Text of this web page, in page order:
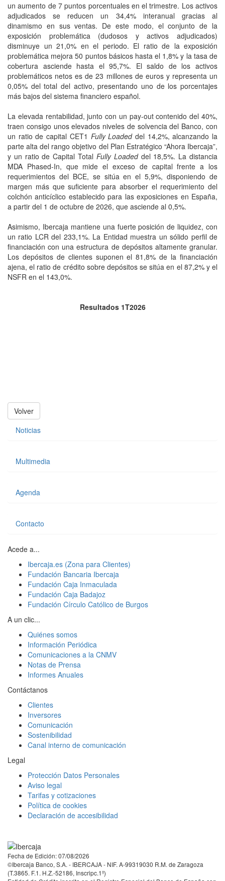
un aumento de 7 puntos porcentuales en el trimestre. Los activos
adjudicados se reducen un 34,4% interanual gracias al
dinamismo en sus ventas. De este modo, el conjunto de la
exposición problemática (dudosos y activos adjudicados)
disminuye un 21,0% en el periodo. El ratio de la exposición
problemática mejora 50 puntos básicos hasta el 1,8% y la tasa de
cobertura asciende hasta el 95,7%. El saldo de los activos
problemáticos netos es de 23 millones de euros y representa un
0,05% del total del activo, presentando uno de los porcentajes
más bajos del sistema financiero español.
La elevada rentabilidad, junto con un pay-out contenido del 40%,
traen consigo unos elevados niveles de solvencia del Banco, con
un ratio de capital CET1 Fully Loadeddel 14,2%, alcanzando la
parte alta del rango objetivo del Plan Estratégico “Ahora Ibercaja”,
y un ratio de Capital Total Fully Loadeddel 18,5%. La distancia
MDA Phased-In, que mide el exceso de capital frente a los
requerimientos del BCE, se sitúa en el 5,9%, disponiendo de
margen más que suficiente para absorber el requerimiento del
colchón anticíclico establecido para las exposiciones en España,
a partir del 1 de octubre de 2026, que asciende al 0,5%.
Asimismo, Ibercaja mantiene una fuerte posición de liquidez, con
un ratio LCR del 233,1%. La Entidad muestra un sólido perfil de
financiación con una estructura de depósitos altamente granular.
Los depósitos de clientes suponen el 81,8% de la financiación
ajena, el ratio de crédito sobre depósitos se sitúa en el 87,2% y el
NSFR en el 143,0%.
Resultados 1T2026
Volver
Noticias
Multimedia
Agenda
Contacto
Acede a...
Ibercaja.es (Zona para Clientes)
Fundación Bancaria Ibercaja
Fundación Caja Inmaculada
Fundación Caja Badajoz
Fundación Círculo Católico de Burgos
A un clic...
Quiénes somos
Información Periódica
Comunicaciones a la CNMV
Notas de Prensa
Informes Anuales
Contáctanos
Clientes
Inversores
Comunicación
Sostenibilidad
Canal interno de comunicación
Legal
Protección Datos Personales
Aviso legal
Tarifas y cotizaciones
Política de cookies
Declaración de accesibilidad
Fecha de Edición: 07/08/2026
©Ibercaja Banco, S.A. - IBERCAJA - NIF. A-99319030 R.M. de Zaragoza
(T.3865. F.1. H.Z.-52186, Inscripc.1º)